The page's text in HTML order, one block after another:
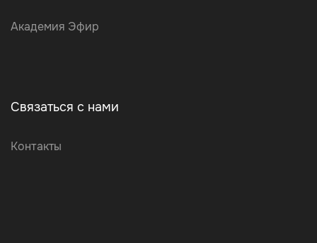
Академия Эфир
Связаться с нами
Контакты